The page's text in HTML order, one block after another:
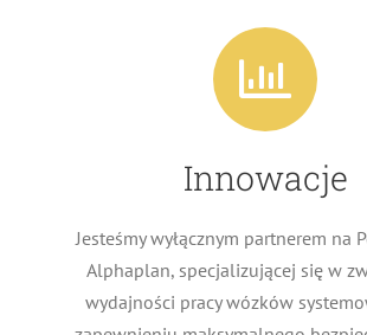
Innowacje
Jesteśmy wyłącznym partnerem na
Alphaplan, specjalizującej się w
wydajności pracy wózków